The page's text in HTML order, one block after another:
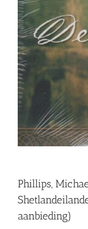
Phillips,
aanbieding)